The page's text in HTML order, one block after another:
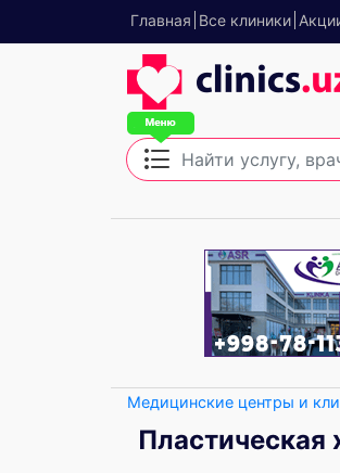
Главная Все клиники
Медицинские центры и
Пластическая